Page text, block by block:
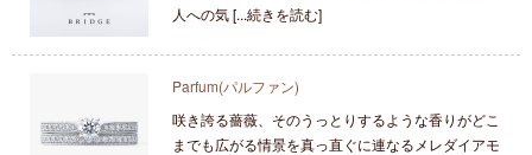
人への気 [...続きを読む]
Parfum(パルファン)
咲き誇る薔薇、そのうっとりするような香りがどこ
までも広がる情景を真っ直ぐに連なるメレダイアモ